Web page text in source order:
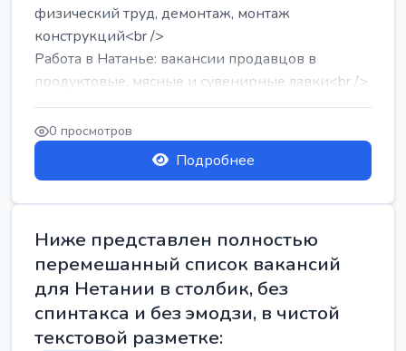
физический труд, демонтаж, монтаж
конструкций<br />
Работа в Натанье: вакансии продавцов в
продуктовые, мясные и сувенирные лавки<br />
Разнорабочий на сборку м...
0 просмотров
Подробнее
Ниже представлен полностью
перемешанный список вакансий
для Нетании в столбик, без
спинтакса и без эмодзи, в чистой
текстовой разметке: